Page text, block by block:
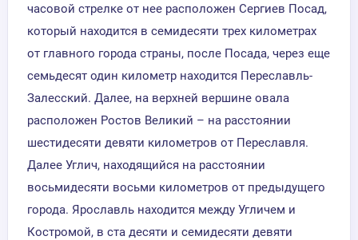
часовой стрелке от нее расположен Сергиев Посад,
который находится в семидесяти трех километрах
от главного города страны, после Посада, через еще
семьдесят один километр находится Переславль-
Залесский. Далее, на верхней вершине овала
расположен Ростов Великий – на расстоянии
шестидесяти девяти километров от Переславля.
Далее Углич, находящийся на расстоянии
восьмидесяти восьми километров от предыдущего
города. Ярославль находится между Угличем и
Костромой, в ста десяти и семидесяти девяти